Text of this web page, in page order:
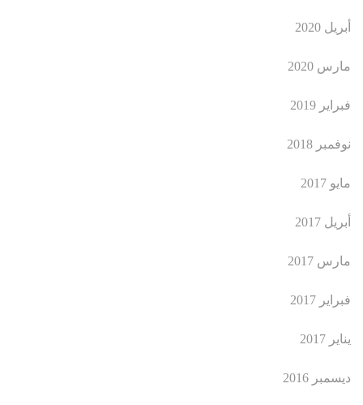
أبريل 2020
مارس 2020
فبراير 2019
نوفمبر 2018
مايو 2017
أبريل 2017
مارس 2017
فبراير 2017
يناير 2017
ديسمبر 2016